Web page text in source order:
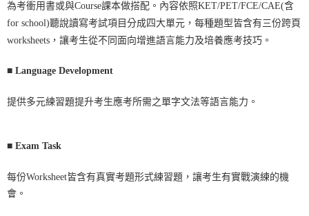
為考衝用書或與Course課本做搭配。內容依照KET/PET/FCE/CAE(含
for school)聽說讀寫考試項目分成四大單元，每種題型皆含有三份跨頁
worksheets，讓考生從不同面向增進語言能力及培養應考技巧。
■ Language Development
提供多元練習題提升考生應考所需之單字文法等語言能力。
■ Exam Task
每份Worksheet皆含有真實考題形式練習題，讓考生有實戰演練的機
會。